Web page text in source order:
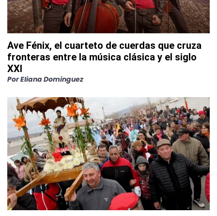
Ave Fénix, el cuarteto de cuerdas que cruza
fronteras entre la música clásica y el siglo
XXI
PorEliana Dominguez